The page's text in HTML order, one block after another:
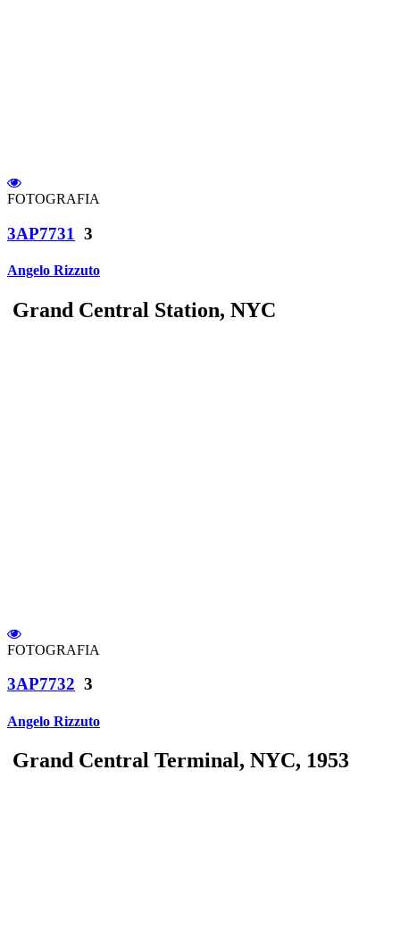
FOTOGRAFIA
3AP7731 3
Angelo Rizzuto
Grand Central Station, NYC
FOTOGRAFIA
3AP7732 3
Angelo Rizzuto
Grand Central Terminal, NYC, 1953